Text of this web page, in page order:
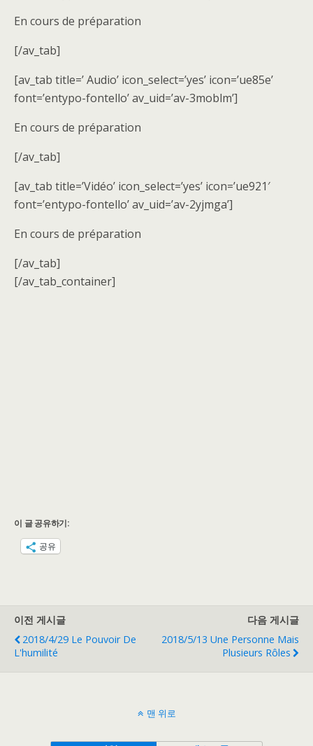
En cours de préparation
[/av_tab]
[av_tab title=’ Audio’ icon_select=’yes’ icon=’ue85e’
font=’entypo-fontello’ av_uid=’av-3moblm’]
En cours de préparation
[/av_tab]
[av_tab title=’Vidéo’ icon_select=’yes’ icon=’ue921′
font=’entypo-fontello’ av_uid=’av-2yjmga’]
En cours de préparation
[/av_tab]
[/av_tab_container]
이 글 공유하기:
공유
이전 게시글
2018/4/29 Le Pouvoir De
L'humilité
다음 게시글
2018/5/13 Une Personne Mais
Plusieurs Rôles
맨 위로